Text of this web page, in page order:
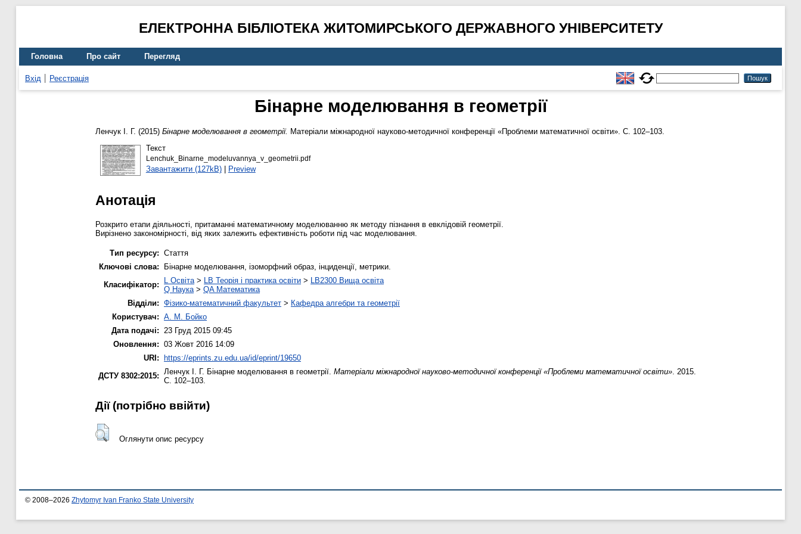
ЕЛЕКТРОННА БІБЛІОТЕКА ЖИТОМИРСЬКОГО ДЕРЖАВНОГО УНІВЕРСИТЕТУ
Головна Про сайт Перегляд
Вхід Реєстрація
Бінарне моделювання в геометрії
Ленчук І. Г. (2015) Бінарне моделювання в геометрії. Матеріали міжнародної науково-методичної конференції «Проблеми математичної освіти». С. 102–103.
Текст
Lenchuk_Binarne_modeluvannya_v_geometrii.pdf
Завантажити (127kB)| Preview
Анотація
Розкрито етапи діяльності, притаманні математичному моделюванню як методу пізнання в евклідовій геометрії.
Вирізнено закономірності, від яких залежить ефективність роботи під час моделювання.
Тип ресурсу: Стаття
Ключові слова:
Бінарне моделювання, ізоморфний образ, інциденції, метрики.
Класифікатор:
L Освіта > LB Теорія і практика освіти > LB2300 Вища освіта
Q Наука > QA Математика
Відділи: Фізико-математичний факультет > Кафедра алгебри та геометрії
Користувач: А. М. Бойко
Дата подачі:
23 Груд 2015 09:45
Оновлення: 03 Жовт 2016 14:09
URI: https://eprints.zu.edu.ua/id/eprint/19650
ДСТУ 8302:2015:
Ленчук І. Г. Бінарне моделювання в геометрії. Матеріали міжнародної науково-методичної конференції «Проблеми математичної освіти» . 2015.
С. 102–103.
Дії ​​(потрібно ввійти)
Оглянути опис ресурсу
© 2008–2026 Zhytomyr Ivan Franko State University